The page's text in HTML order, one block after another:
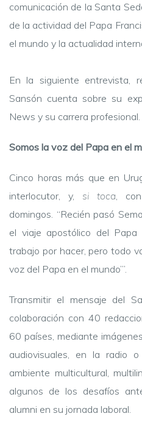
comunicación de la Santa
de la actividad del Papa
el mundo y la actualidad
En la siguiente entrevista,
Sansón cuenta sobre su
News y su carrera profesional.
Somos la voz del Papa en el
Cinco horas más que en
interlocutor, y, si toca,
domingos. “Recién pasó
el viaje apostólico del Papa
trabajo por hacer, pero todo
voz del Papa en el mundo’”.
Transmitir el mensaje del
colaboración con 40
60 países, mediante
audiovisuales, en la radio
ambiente multicultural,
algunos de los desafíos
alumni en su jornada laboral.